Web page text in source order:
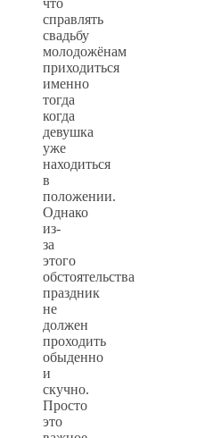
справлять
свадьбу
молодожёнам
приходиться
именно
тогда
когда
девушка
уже
находиться
в
положении.
Однако
из-
за
этого
обстоятельства
праздник
не
должен
проходить
обыденно
и
скучно.
Просто
это